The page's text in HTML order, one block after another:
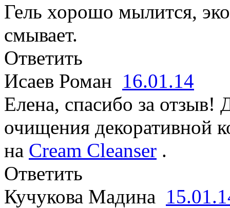
Гель хорошо мылится,
смывает.
Ответить
Исаев Роман 16.01.14
Елена, спасибо за отзыв!
очищения декоративной
на Cream Cleanser .
Ответить
Кучукова Мадина